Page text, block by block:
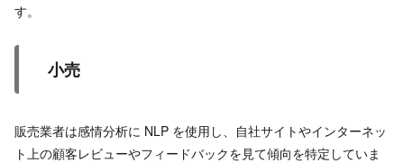
す。
小売
販売業者は感情分析に NLP を使用し、自社サイトやインターネッ
ト上の顧客レビューやフィードバックを見て傾向を特定していま